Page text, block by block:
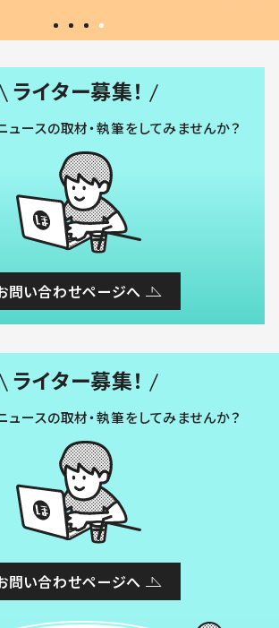
ライター募集！
ュースの取材・執筆をしてみませんか？
問い合わせページへ
ライター募集！
ュースの取材・執筆をしてみませんか？
問い合わせページへ